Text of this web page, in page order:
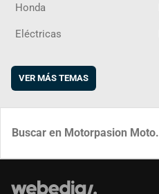
Honda
Eléctricas
VER MÁS TEMAS